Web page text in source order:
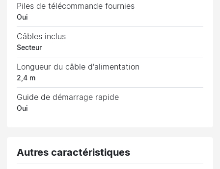
Piles de télécommande fournies
Oui
Câbles inclus
Secteur
Longueur du câble d'alimentation
2,4 m
Guide de démarrage rapide
Oui
Autres caractéristiques